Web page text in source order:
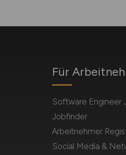
Für
Software Engineer
Jobfinder
Arbeitnehmer
Social Media &